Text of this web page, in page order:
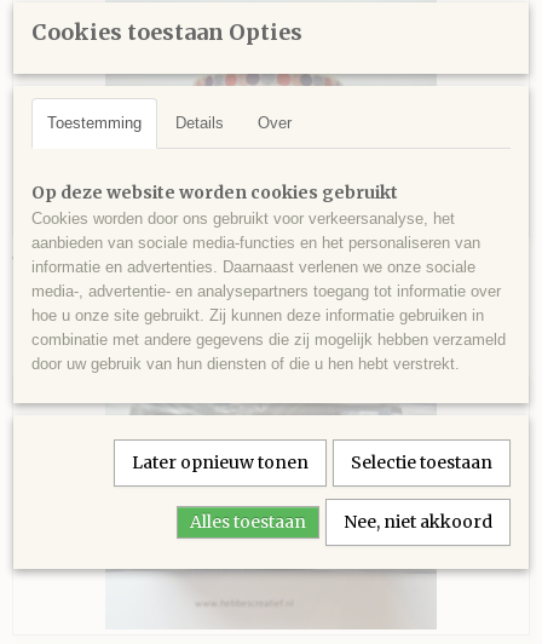
Washi tape, party stipjes
€ 2,50
Cookies toestaan Opties
Toestemming Details Over
Op deze website worden cookies gebruikt
Cookies worden door ons gebruikt voor verkeersanalyse, het
aanbieden van sociale media-functies en het personaliseren van
informatie en advertenties. Daarnaast verlenen we onze sociale
media-, advertentie- en analysepartners toegang tot informatie over
hoe u onze site gebruikt. Zij kunnen deze informatie gebruiken in
combinatie met andere gegevens die zij mogelijk hebben verzameld
door uw gebruik van hun diensten of die u hen hebt verstrekt.
Later opnieuw tonen Selectie toestaan
Alles toestaan Nee, niet akkoord